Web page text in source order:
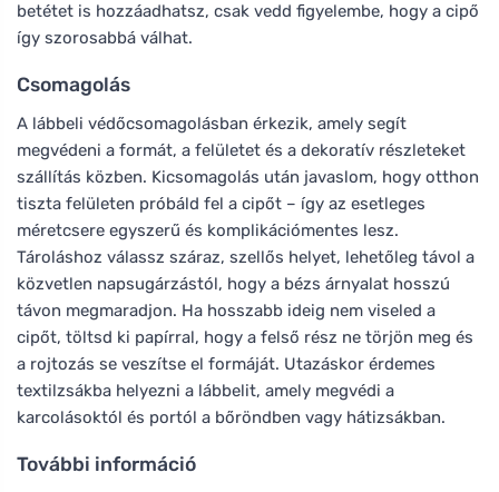
betétet is hozzáadhatsz, csak vedd figyelembe, hogy a cipő
így szorosabbá válhat.
Csomagolás
A lábbeli védőcsomagolásban érkezik, amely segít
megvédeni a formát, a felületet és a dekoratív részleteket
szállítás közben. Kicsomagolás után javaslom, hogy otthon
tiszta felületen próbáld fel a cipőt – így az esetleges
méretcsere egyszerű és komplikációmentes lesz.
Tároláshoz válassz száraz, szellős helyet, lehetőleg távol a
közvetlen napsugárzástól, hogy a bézs árnyalat hosszú
távon megmaradjon. Ha hosszabb ideig nem viseled a
cipőt, töltsd ki papírral, hogy a felső rész ne törjön meg és
a rojtozás se veszítse el formáját. Utazáskor érdemes
textilzsákba helyezni a lábbelit, amely megvédi a
karcolásoktól és portól a bőröndben vagy hátizsákban.
További információ